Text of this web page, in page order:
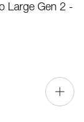
Large Gen 2 -